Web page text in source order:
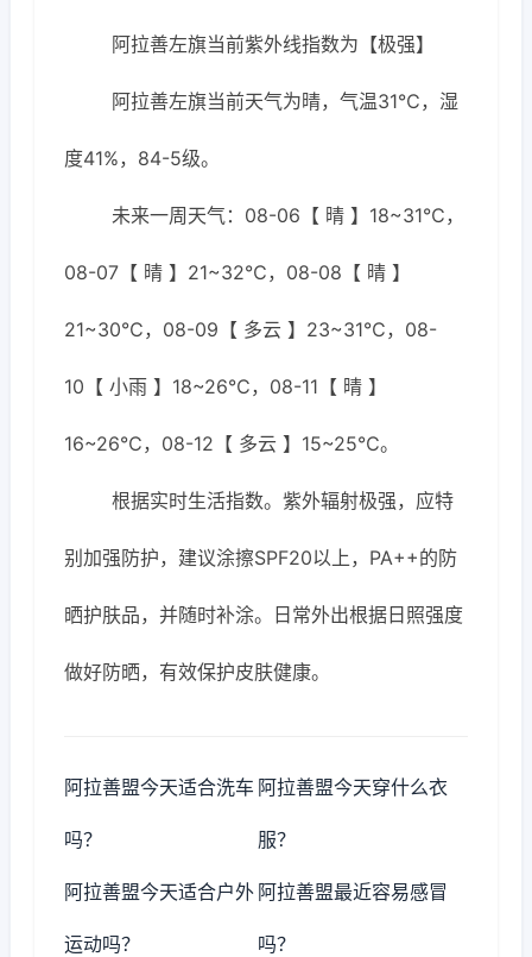
阿拉善左旗当前紫外线指数为【极强】
阿拉善左旗当前天气为晴，气温31℃，湿
度41%，84-5级。
未来一周天气：08-06【 晴 】18~31℃，
08-07【 晴 】21~32℃，08-08【 晴 】
21~30℃，08-09【 多云 】23~31℃，08-
10【 小雨 】18~26℃，08-11【 晴 】
16~26℃，08-12【 多云 】15~25℃。
根据实时生活指数。紫外辐射极强，应特
别加强防护，建议涂擦SPF20以上，PA++的防
晒护肤品，并随时补涂。日常外出根据日照强度
做好防晒，有效保护皮肤健康。
阿拉善盟今天适合洗车
吗？
阿拉善盟今天穿什么衣
服？
阿拉善盟今天适合户外
运动吗？
阿拉善盟最近容易感冒
吗？